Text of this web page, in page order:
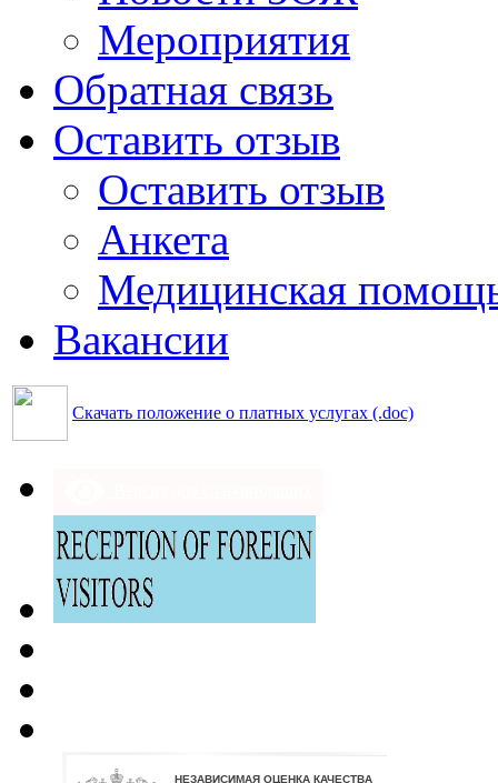
Мероприятия
Обратная связь
Оставить отзыв
Оставить отзыв
Анкета
Медицинская
Вакансии
Скачать положение о платных услугах (.doc)